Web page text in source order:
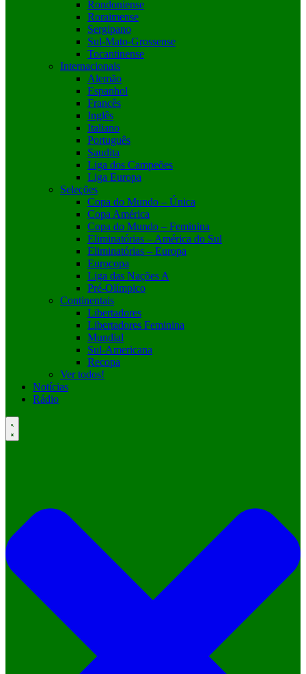
Rondoniense
Roraimense
Sergipano
Sul-Mato-Grossense
Tocantinense
Internacionais
Alemão
Espanhol
Francês
Inglês
Italiano
Português
Saudita
Liga dos Campeões
Liga Europa
Seleções
Copa do Mundo – Única
Copa América
Copa do Mundo – Feminina
Eliminatórias – América do Sul
Eliminatórias – Europa
Eurocopa
Liga das Nações A
Pré-Olímpico
Continentais
Libertadores
Libertadores Feminina
Mundial
Sul-Americana
Recopa
Ver todos!
Notícias
Rádio